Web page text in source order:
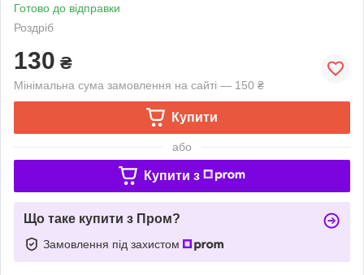
Готово до відправки
Роздріб
130 ₴
Мінімальна сума замовлення на сайті — 150 ₴
Купити
або
Купити з
Що таке купити з Пром?
Замовлення під захистом